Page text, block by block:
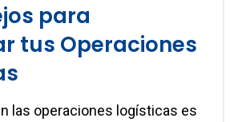
para
tus Operaciones
las operaciones logísticas es